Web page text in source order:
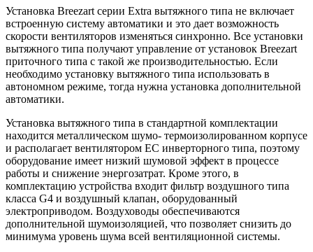
Установка Breezart серии Extra вытяжного типа не включает
встроенную систему автоматики и это дает возможность
скорости вентиляторов изменяться синхронно. Все установки
вытяжного типа получают управление от установок Breezart
приточного типа с такой же производительностью. Если
необходимо установку вытяжного типа использовать в
автономном режиме, тогда нужна установка дополнительной
автоматики.
Установка вытяжного типа в стандартной комплектации
находится металлическом шумо- термоизолированном корпусе
и располагает вентилятором ЕС инверторного типа, поэтому
оборудование имеет низкий шумовой эффект в процессе
работы и снижение энергозатрат. Кроме этого, в
комплектацию устройства входит фильтр воздушного типа
класса G4 и воздушный клапан, оборудованный
электроприводом. Воздуховоды обеспечиваются
дополнительной шумоизоляцией, что позволяет снизить до
минимума уровень шума всей вентиляционной системы.